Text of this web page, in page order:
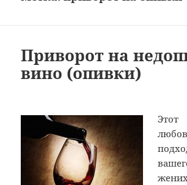
Приворот на
вино (опивки)